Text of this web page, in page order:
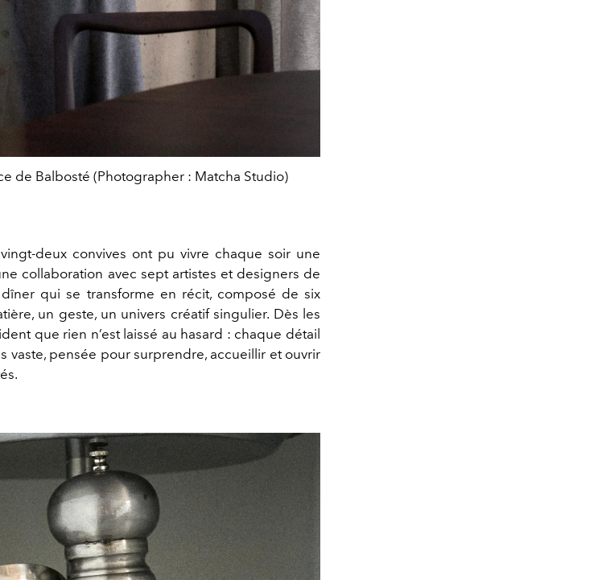
de Balbosté (Photographer : Matcha Studio)
deux convives ont pu vivre chaque soir une
collaboration avec sept artistes et designers de
qui se transforme en récit, composé de six
un geste, un univers créatif singulier. Dès les
que rien n’est laissé au hasard : chaque détail
vaste, pensée pour surprendre, accueillir et ouvrir